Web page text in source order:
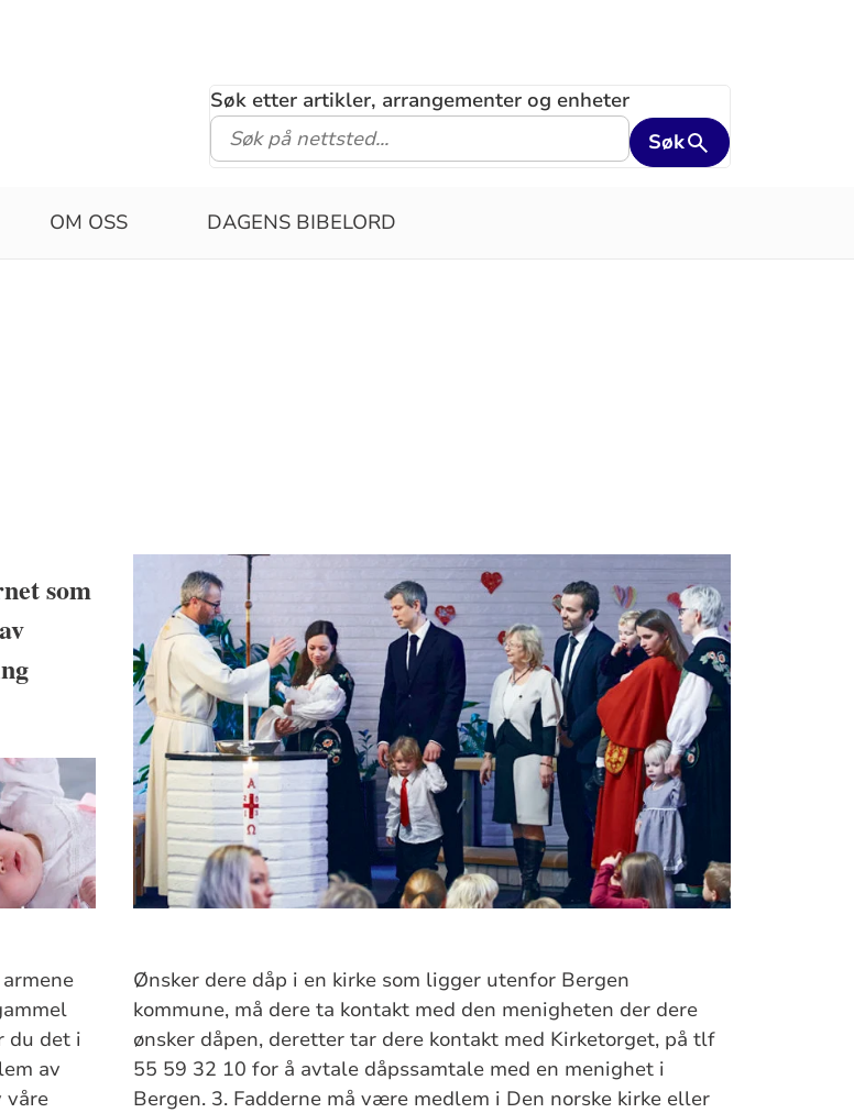
Søk etter artikler, arrangementer og enheter
Søk
OM OSS DAGENS BIBELORD
som
du det i
av
våre
Ønsker dere dåp i en kirke som ligger utenfor Bergen
kommune, må dere ta kontakt med den menigheten der dere
ønsker dåpen, deretter tar dere kontakt med Kirketorget, på tlf
55 59 32 10 for å avtale dåpssamtale med en menighet i
Bergen. 3. Fadderne må være medlem i Den norske kirke eller